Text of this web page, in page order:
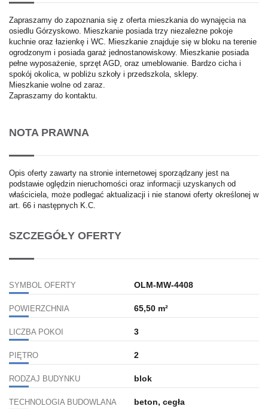
Zapraszamy do zapoznania się z oferta mieszkania do wynajęcia na
osiedlu Górzyskowo. Mieszkanie posiada trzy niezależne pokoje
kuchnie oraz łazienkę i WC. Mieszkanie znajduje się w bloku na terenie
ogrodzonym i posiada garaż jednostanowiskowy. Mieszkanie posiada
pełne wyposażenie, sprzęt AGD, oraz umeblowanie. Bardzo cicha i
spokój okolica, w pobliżu szkoły i przedszkola, sklepy.
Mieszkanie wolne od zaraz.
Zapraszamy do kontaktu.
NOTA PRAWNA
Opis oferty zawarty na stronie internetowej sporządzany jest na
podstawie oględzin nieruchomości oraz informacji uzyskanych od
właściciela, może podlegać aktualizacji i nie stanowi oferty określonej w
art. 66 i następnych K.C.
SZCZEGÓŁY OFERTY
SYMBOL OFERTY OLM-MW-4408
POWIERZCHNIA 65,50 m²
LICZBA POKOI 3
PIĘTRO 2
RODZAJ BUDYNKU blok
TECHNOLOGIA BUDOWLANA beton, cegła